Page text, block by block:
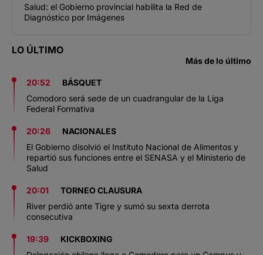
Salud: el Gobierno provincial habilita la Red de
Diagnóstico por Imágenes
LO ÚLTIMO
Más de lo último
20:52
BÁSQUET
Comodoro será sede de un cuadrangular de la Liga
Federal Formativa
20:26
NACIONALES
El Gobierno disolvió el Instituto Nacional de Alimentos y
repartió sus funciones entre el SENASA y el Ministerio de
Salud
20:01
TORNEO CLAUSURA
River perdió ante Tigre y sumó su sexta derrota
consecutiva
19:39
KICKBOXING